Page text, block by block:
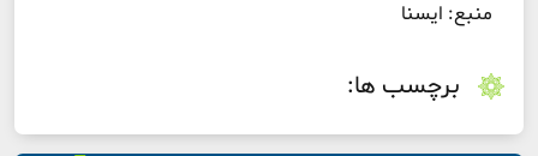
منبع: ایسنا
برچسب ها: